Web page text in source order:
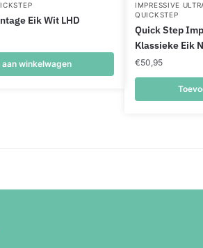
Eik Wit LHD
aan winkelwagen
IMPRESSIVE
QUICKSTEP
Quick Step
Klassieke Eik
€50,95